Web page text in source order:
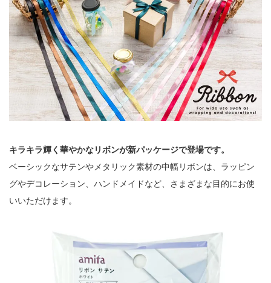
キラキラ輝く華やかなリボンが新パッケージで登場です。
ベーシックなサテンやメタリック素材の中幅リボンは、ラッピン
グやデコレーション、ハンドメイドなど、さまざまな目的にお使
いいただけます。